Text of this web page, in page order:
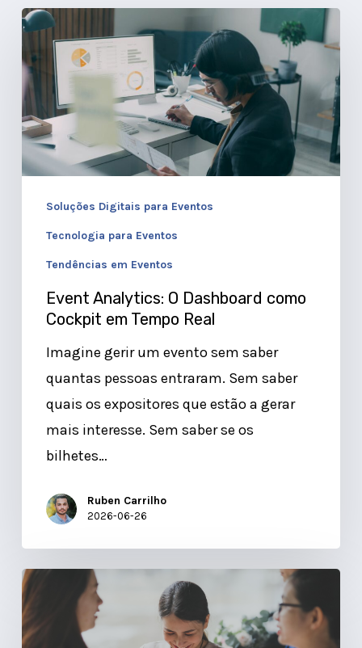
Event
Analytics:
O
Dashboard
como
Cockpit
em
TempoSoluções Digitais para Eventos
Tecnologia para Eventos
Tendências em Eventos
Event Analytics: O Dashboard como
Cockpit em Tempo Real
Imagine gerir um evento sem saber
quantas pessoas entraram. Sem saber
quais os expositores que estão a gerar
mais interesse. Sem saber se os
bilhetes…
Ruben Carrilho
2026-06-26
Eventos
Sustentáveis:
Smart